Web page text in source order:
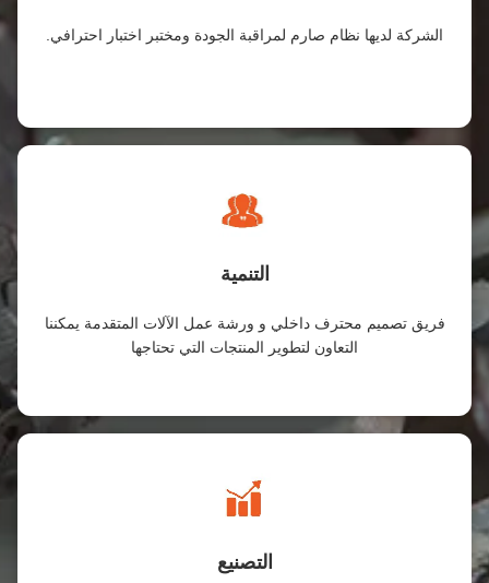
الشركة لديها نظام صارم لمراقبة الجودة ومختبر اختبار احترافي.
التنمية
فريق تصميم محترف داخلي و ورشة عمل الآلات المتقدمة يمكننا
التعاون لتطوير المنتجات التي تحتاجها
التصنيع